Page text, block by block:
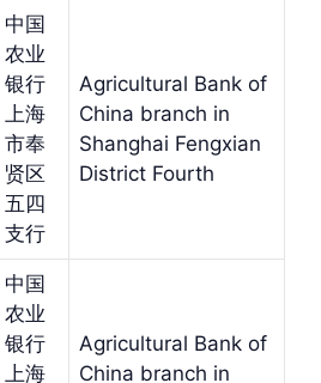
中国
农业
银行
上海
市奉
贤区
五四
支行
Agricultural Bank of
China branch in
Shanghai Fengxian
District Fourth
中国
农业
银行
上海
Agricultural Bank of
China branch in